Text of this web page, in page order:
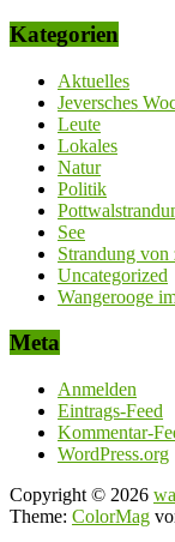
Kategorien
Aktuelles
Jeversches
Leute
Lokales
Natur
Politik
See
Strandung
Uncategorized
Wangerooge
Meta
Anmelden
Eintrags-Feed
Kommentar-
WordPress.org
Copyright © 2026
Theme: ColorMag